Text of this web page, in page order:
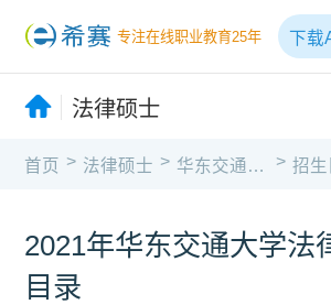
专注在线职业教育25年 下载
法律硕士
首页 > 法律硕士 > 华东交通大学 > 招生
2021年华东交通大学法
目录